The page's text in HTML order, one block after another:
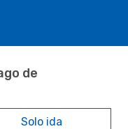
de
Solo ida